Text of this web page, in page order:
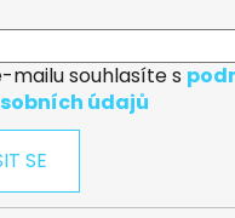
mailu souhlasíte s
údajů
SE